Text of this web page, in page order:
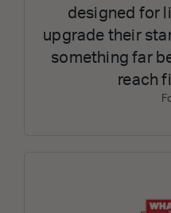
designed for
upgrade their
something far
reach